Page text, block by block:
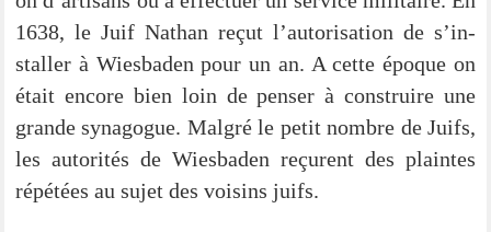
1638, le Juif Nathan reçut l’au­to­ri­sa­ti­on de s’in­
stal­ler à Wies­ba­den pour un an. A cet­te épo­que on
était enco­re bien loin de pen­ser à con­strui­re une
gran­de syn­ago­gue. Mal­gré le petit nombre de Juifs,
les auto­ri­tés de Wies­ba­den reçu­rent des plain­tes
répé­tées au sujet des voi­sins juifs.